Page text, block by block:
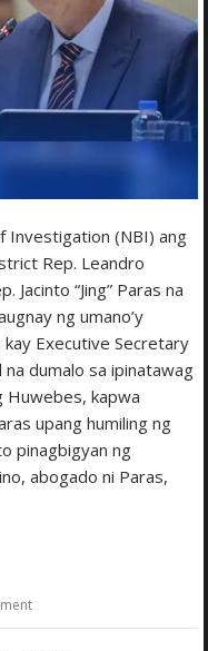
Investigation (NBI) ang
Rep. Leandro
“Jing” Paras na
ng umano’y
Executive Secretary
na dumalo sa ipinatawag
Huwebes, kapwa
upang humiling ng
pinagbigyan ng
abogado ni Paras,